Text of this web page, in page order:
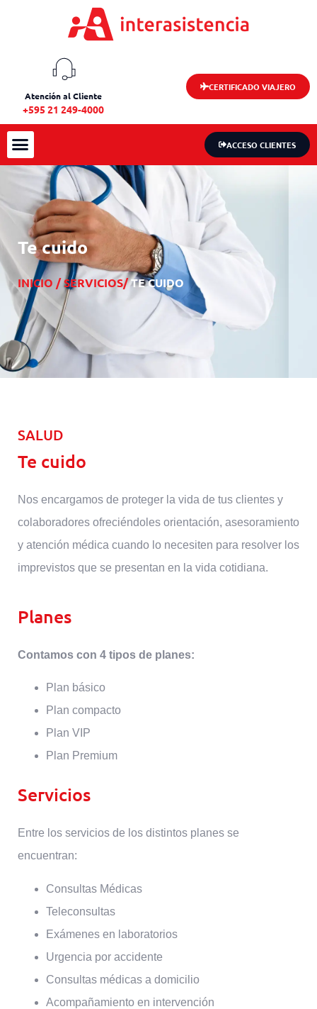
Atención al Cliente
+595 21 249-4000
CERTIFICADO VIAJERO
ACCESO CLIENTES
Te cuido
INICIO /SERVICIOS/TE CUIDO
SALUD
Te cuido
Nos encargamos de proteger la vida de tus clientes y
colaboradores ofreciéndoles orientación, asesoramiento
y atención médica cuando lo necesiten para resolver los
imprevistos que se presentan en la vida cotidiana.
Planes
Contamos con 4 tipos de planes:
Plan básico
Plan compacto
Plan VIP
Plan Premium
Servicios
Entre los servicios de los distintos planes se
encuentran:
Consultas Médicas
Teleconsultas
Exámenes en laboratorios
Urgencia por accidente
Consultas médicas a domicilio
Acompañamiento en intervención